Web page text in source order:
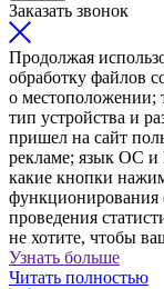
Заказать звонок
Продолжая
обработку файлов
о местоположении;
тип устройства и
пришел на сайт
рекламе; язык ОС и
какие кнопки
функционирования
проведения
не хотите, чтобы
Узнать больше
Читать полностью